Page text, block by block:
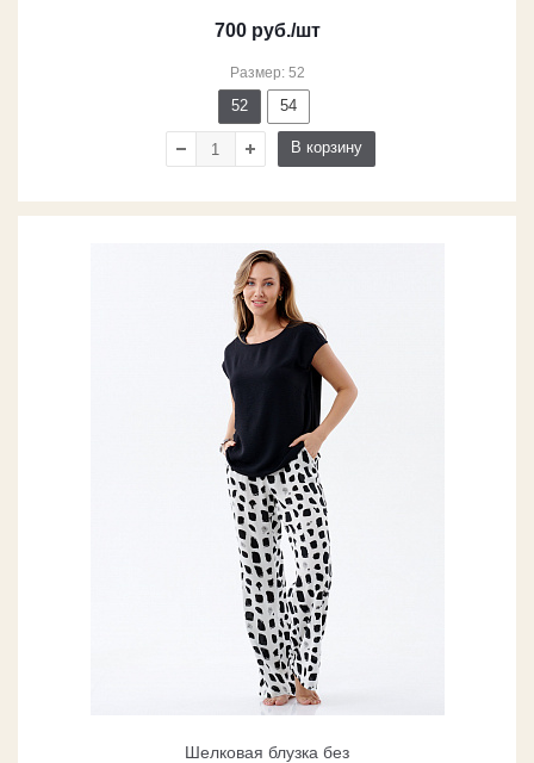
700руб./шт
Размер: 52
52 54
В корзину
Шелковая блузка без